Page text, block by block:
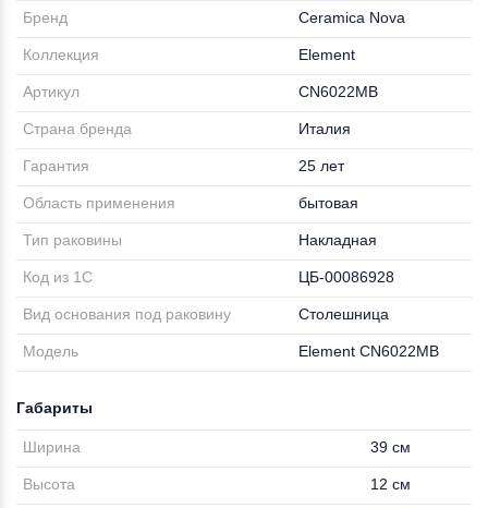
Бренд Ceramica Nova
Коллекция Element
Артикул CN6022MB
Страна бренда Италия
Гарантия 25 лет
Область применения бытовая
Тип раковины Накладная
Код из 1С ЦБ-00086928
Вид основания под раковину Столешница
Модель Element CN6022MB
Габариты
Ширина 39 см
Высота 12 см